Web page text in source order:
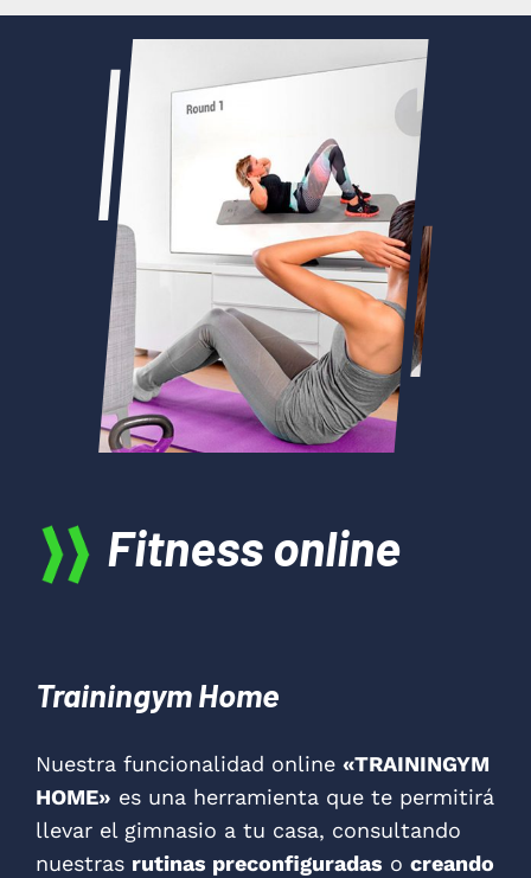
Fitness online
Trainingym Home
Nuestra funcionalidad online «TRAININGYM
HOME» es una herramienta que te permitirá
llevar el gimnasio a tu casa, consultando
nuestras rutinas preconfiguradas o creando